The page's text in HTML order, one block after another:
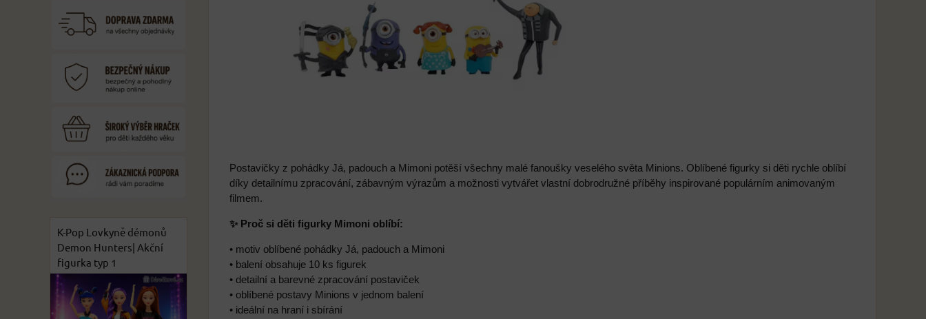
Postavičky z pohádky Já, padouch a Mimoni potěší všechny malé fanoušky veselého světa Minions. Oblíbené figurky si děti rychle oblíbí
díky detailnímu zpracování, zábavným výrazům a možnosti vytvářet vlastní dobrodružné příběhy inspirované populárním animovaným
filmem.
✨ Proč si děti figurky Mimoni oblíbí:
• motiv oblíbené pohádky Já, padouch a Mimoni
• balení obsahuje 10 ks figurek
• detailní a barevné zpracování postaviček
• oblíbené postavy Minions v jednom balení
• ideální na hraní i sbírání
K-Pop Lovkyně démonů
Demon Hunters| Akční
figurka typ 1